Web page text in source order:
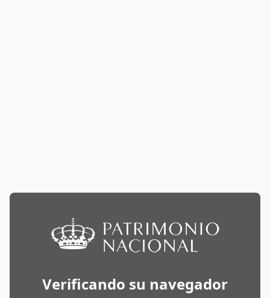
Verificando su navegador